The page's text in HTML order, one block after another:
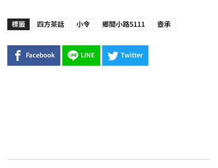
標籤 四方茶話 小令 鄉間小路5111 壺承
Facebook LINE Twitter